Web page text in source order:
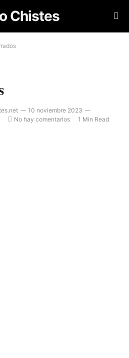
Chistes
10 noviembre 2023
No hay comentarios 1 Min Read